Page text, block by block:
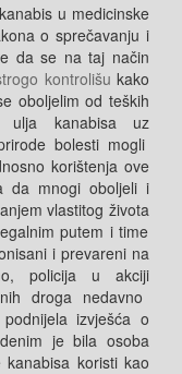
u medicinske
o sprečavanju i
da se na taj način
kontrolišu kako
oboljelim od teških
ulja kanabisa uz
bolesti mogli
korištenja ove
da mnogi oboljeli i
vlastitog života
putem i time
i prevareni na
policija u akciji
droga nedavno
izvješća o
je bila osoba
koristi kao